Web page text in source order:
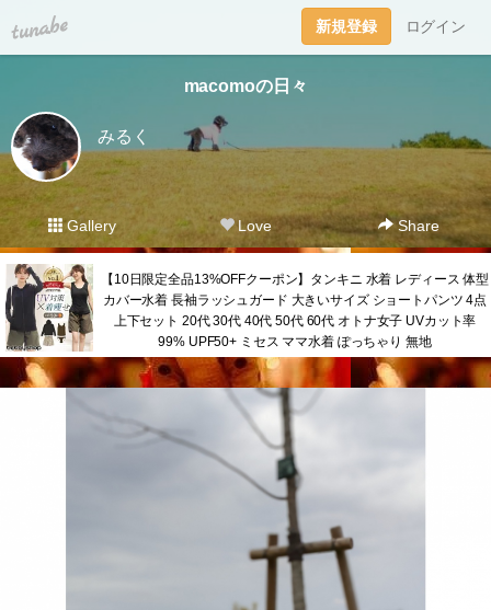
tuna.be 新規登録 ログイン
macomoの日々
みるく
Gallery Love Share
【10日限定全品13%OFFクーポン】タンキニ 水着 レディース 体型
カバー水着 長袖ラッシュガード 大きいサイズ ショートパンツ 4点
上下セット 20代 30代 40代 50代 60代 オトナ女子 UVカット率
99% UPF50+ ミセス ママ水着 ぽっちゃり 無地